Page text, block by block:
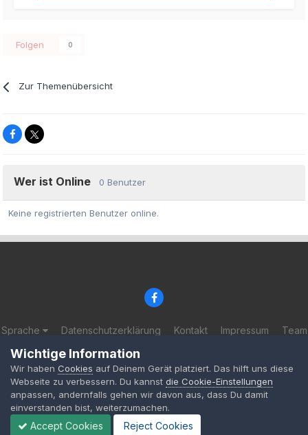
Folgen 0
Zur Themenübersicht
Wer ist Online 0 Benutzer
Keine registrierten Benutzer online.
Sprache Datenschutzerklärung Kontakt Impressum Team
© 2002-2025 BF-Games.net
Powered by Invision Community
Wichtige Information
Wir haben Cookies auf Deinem Gerät platziert. Das hilft uns diese
Webseite zu verbessern. Du kannst die Cookie-Einstellungen
anpassen, andernfalls gehen wir davon aus, dass Du damit
einverstanden bist, weiterzumachen.
Accept Cookies Reject Cookies